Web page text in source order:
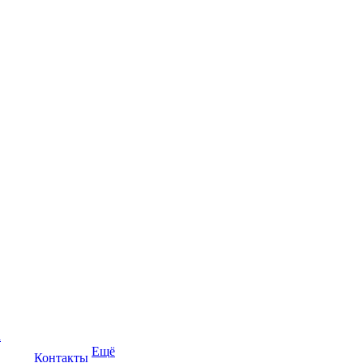
Контакты Ещё